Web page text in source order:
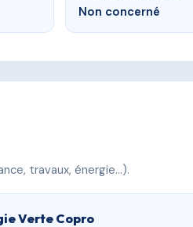
Non concerné
travaux, énergie…).
Verte Copro